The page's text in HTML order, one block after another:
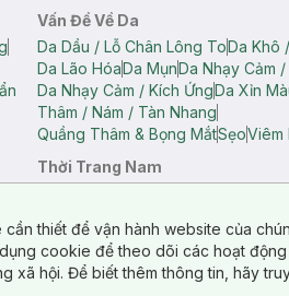
Vấn Đề Về Da
Da Dầu / Lỗ Chân Lông ToDa Khô
Da Lão HóaDa MụnDa Nhạy Cảm
Da Nhạy Cảm / Kích ỨngDa Xỉn
Thâm / Nám / Tàn Nhang
Quầng Thâm & Bọng MắtSẹoViêm
Thời Trang Nam
thiết để vận hành website của
cookie để theo dõi các hoạt
xã hội. Để biết thêm thông tin, hãy